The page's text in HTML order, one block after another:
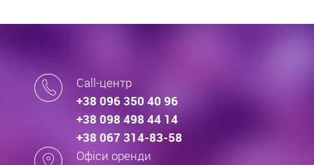
Call-центр
+38 096 350 40 96
+38 098 498 44 14
+38 067 314-83-58
Офіси оренди